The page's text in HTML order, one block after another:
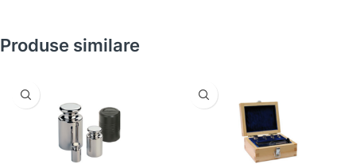
Produse similare